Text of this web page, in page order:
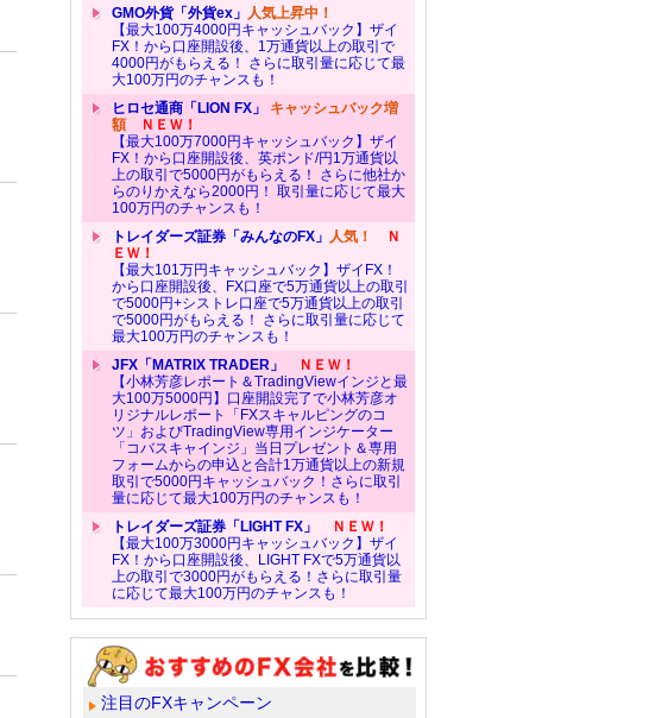
GMO外貨「外貨ex」 人気上昇中！
【最大100万4000円キャッシュバック】ザイ
FX！から口座開設後、1万通貨以上の取引で
4000円がもらえる！ さらに取引量に応じて最
大100万円のチャンスも！
ヒロセ通商「LION FX」 キャッシュバック増
額ＮＥＷ！
【最大100万7000円キャッシュバック】ザイ
FX！から口座開設後、英ポンド/円1万通貨以
上の取引で5000円がもらえる！ さらに他社か
らのりかえなら2000円！ 取引量に応じて最大
100万円のチャンスも！
トレイダーズ証券「みんなのFX」 人気！
Ｎ
ＥＷ！
【最大101万円キャッシュバック】ザイFX！
から口座開設後、FX口座で5万通貨以上の取引
で5000円+シストレ口座で5万通貨以上の取引
で5000円がもらえる！ さらに取引量に応じて
最大100万円のチャンスも！
JFX「MATRIX TRADER」
ＮＥＷ！
【小林芳彦レポート＆TradingViewインジと最
大100万5000円】口座開設完了で小林芳彦オ
リジナルレポート「FXスキャルピングのコ
ツ」およびTradingView専用インジケーター
「コバスキャインジ」当日プレゼント＆専用
フォームからの申込と合計1万通貨以上の新規
取引で5000円キャッシュバック！さらに取引
量に応じて最大100万円のチャンスも！
トレイダーズ証券「LIGHT FX」
ＮＥＷ！
【最大100万3000円キャッシュバック】ザイ
FX！から口座開設後、LIGHT FXで5万通貨以
上の取引で3000円がもらえる！さらに取引量
に応じて最大100万円のチャンスも！
注目のFXキャンペーン